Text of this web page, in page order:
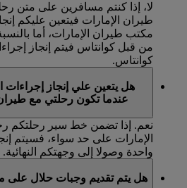
لا، إذا كنتم مسافرين على متن
طيران الإمارات فيتعين عليكم
مكتب طيران الإمارات، أما
من قبل كوانتاس فيتم إنجاز
كوانتاس.
هل يتعين علي إنجاز
عندما تكون رحلتي مع
نعم. إذا تضمن خط سير رحلتكم
الإمارات على حد سواء، فسيتم
واحدة وصولا إلى وجهتكم النهائية.
هل يتم تقديم وجبات حلال على